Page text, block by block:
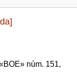
núm. 151,